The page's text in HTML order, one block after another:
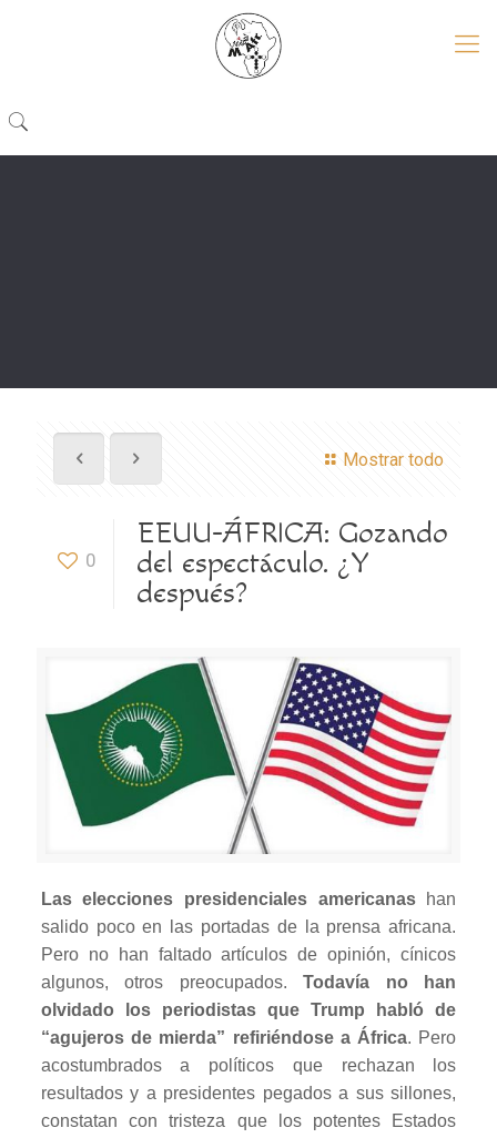
Mostrar todo
0
EEUU-ÁFRICA: Gozando
del espectáculo. ¿Y
después?
Las elecciones presidenciales americanashan
salido poco en las portadas de la prensa africana.
Pero no han faltado artículos de opinión, cínicos
algunos, otros preocupados.Todavía no han
olvidado los periodistas que Trump habló de
“agujeros de mierda” refiriéndose a África. Pero
acostumbrados a políticos que rechazan los
resultados y a presidentes pegados a sus sillones,
constatan con tristeza que los potentes Estados